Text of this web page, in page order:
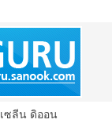
เซลีน ดิออน